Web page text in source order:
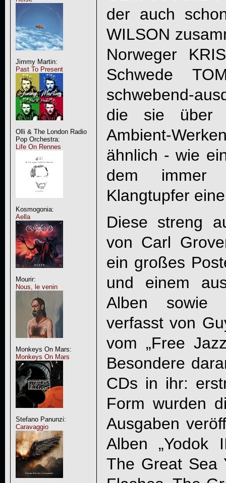
Jimmy Martin:
Past To Present
Olli & The London Radio
Pop Orchestra:
Life On Rennes
Kosmogonia:
Aella
Mourir:
Nous, le venin
Monkeys On Mars:
Monkeys On Mars
Stefano Panunzi:
Caravaggio
der auch
WILSON
Norweger
Schwede
schwebend-
die sie über
Ambient-
ähnlich - wie
dem immer
Klangtupfer
Diese streng
von Carl
ein großes
und einem
Alben sowie
verfasst von
vom „Free
Besondere
CDs in ihr:
Form wurden
Ausgaben
Alben „Yodok
The Great Sea